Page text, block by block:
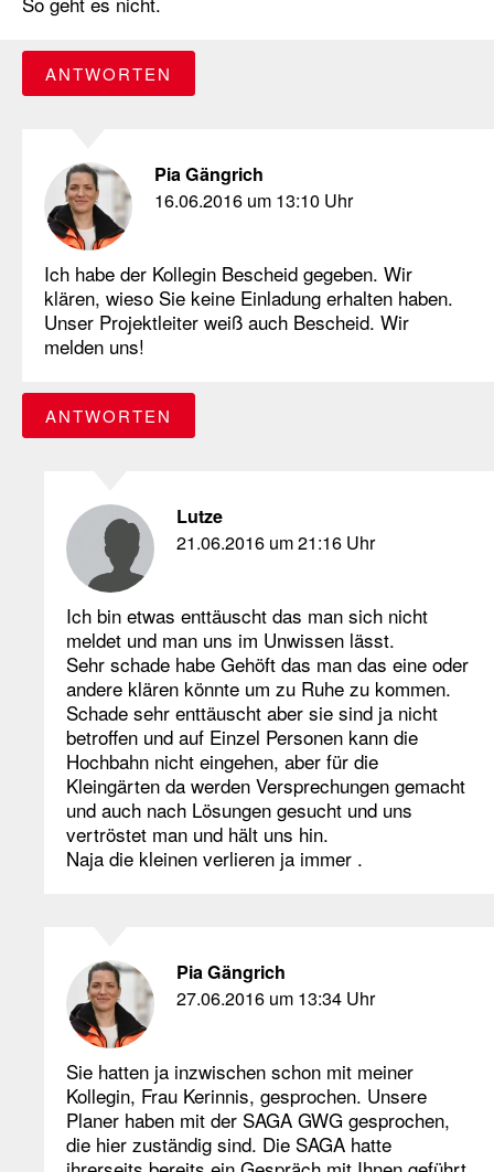
ANTWORTEN
Pia Gängrich
16.06.2016 um 13:10 Uhr
Ich habe der Kollegin Bescheid gegeben. Wir
klären, wieso Sie keine Einladung erhalten haben.
Unser Projektleiter weiß auch Bescheid. Wir
melden uns!
ANTWORTEN
Lutze
21.06.2016 um 21:16 Uhr
Ich bin etwas enttäuscht das man sich nicht
meldet und man uns im Unwissen lässt.
Sehr schade habe Gehöft das man das eine oder
andere klären könnte um zu Ruhe zu kommen.
Schade sehr enttäuscht aber sie sind ja nicht
betroffen und auf Einzel Personen kann die
Hochbahn nicht eingehen, aber für die
Kleingärten da werden Versprechungen gemacht
und auch nach Lösungen gesucht und uns
vertröstet man und hält uns hin.
Naja die kleinen verlieren ja immer .
Pia Gängrich
27.06.2016 um 13:34 Uhr
Sie hatten ja inzwischen schon mit meiner
Kollegin, Frau Kerinnis, gesprochen. Unsere
Planer haben mit der SAGA GWG gesprochen,
die hier zuständig sind. Die SAGA hatte